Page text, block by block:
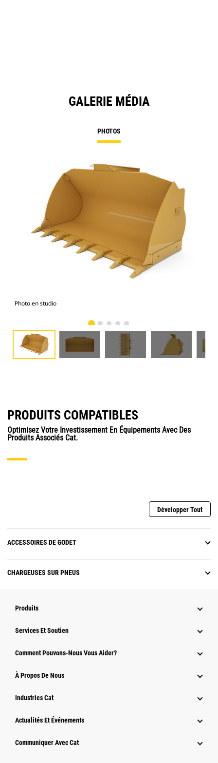
GALERIE MÉDIA
PHOTOS
Photo en studio
PRODUITS COMPATIBLES
Optimisez Votre Investissement En Équipements Avec Des
Produits Associés Cat.
Développer Tout
ACCESSOIRES DE GODET
CHARGEUSES SUR PNEUS
Produits
Services Et Soutien
Comment Pouvons-Nous Vous Aider?
À Propos De Nous
Industries Cat
Actualités Et Événements
Communiquer Avec Cat